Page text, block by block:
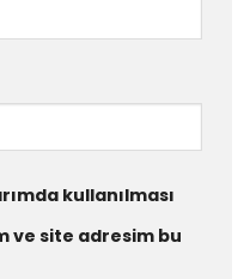
kullanılması
ve site adresim bu